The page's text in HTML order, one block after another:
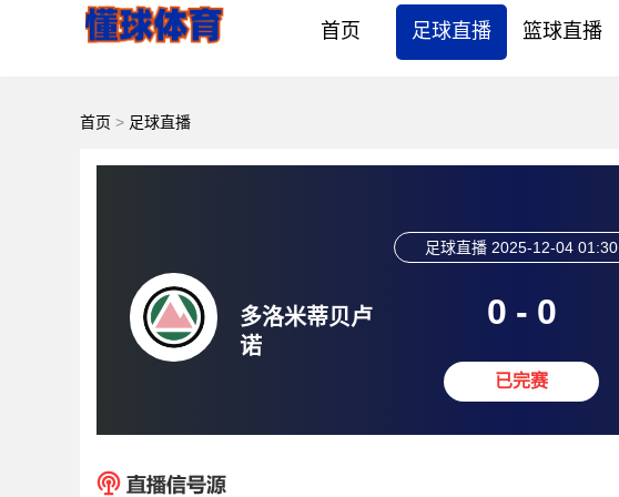
首页 足球直播 篮球直播
首页 > 足球直播
多洛米蒂贝卢
诺
足球直播 2025-12-04 01:30
0 - 0
已完赛